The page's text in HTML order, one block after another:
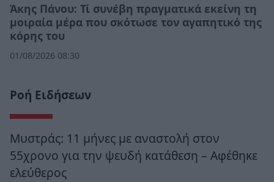
Άκης Πάνου: Τί συνέβη πραγματικά εκείνη τη
μοιραία μέρα που σκότωσε τον αγαπητικό της
κόρης του
01/08/2026 08:30
Ροή Ειδήσεων
Μυστράς: 11 μήνες με αναστολή στον
55χρονο για την ψευδή κατάθεση – Αφέθηκε
ελεύθερος